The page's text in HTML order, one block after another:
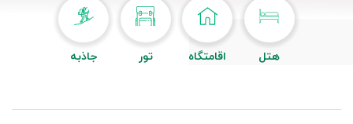
هتل اقامتگاه تور جاذبه